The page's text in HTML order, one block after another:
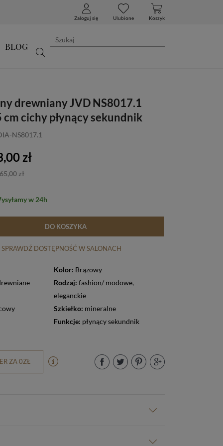
Zaloguj się Ulubione Koszyk
BLOG
drewniany JVD NS8017.1
cm cichy płynący sekundnik
NS8017.1
zł
zł
w 24h
DO KOSZYKA
SPRAWDŹ DOSTĘPNOŚĆ W SALONACH
Kolor: Brązowy
Rodzaj:fashion/ modowe,
eleganckie
Szkiełko: mineralne
Funkcje: płynący sekundnik
ZA 0ZŁ